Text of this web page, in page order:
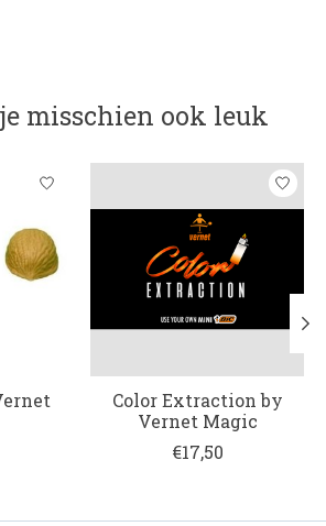
misschien ook leuk
Color Extraction by
Vernet Magic
€17,50